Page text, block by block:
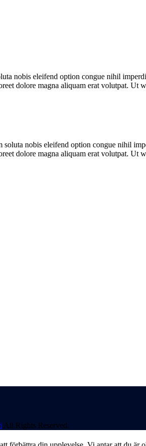
nobis eleifend option congue nihil
dolore magna aliquam erat volutpat.
nobis eleifend option congue nihil
dolore magna aliquam erat volutpat.
All Rights Reserved.